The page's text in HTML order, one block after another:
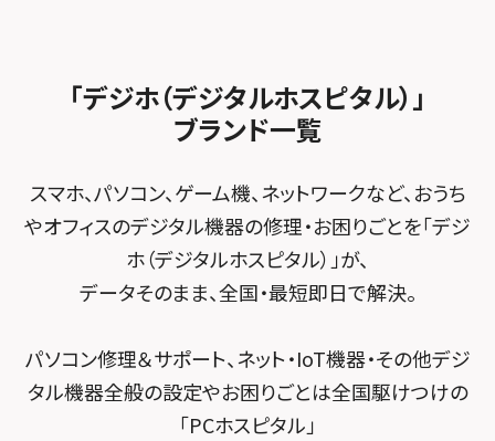
スマホスピタル テルル松戸五香
スマホスピタル テルル宮野木
スマホスピタル千葉
スマホスピタル 大森
スマホスピタル練馬
スマホスピタル平和が丘
スマホスピタル春日井勝川
スマホスピタル住道オペラパーク
スマホスピタル東大阪ロンモール布施
スマホスピタル堺
スマホスピタル 堺出張所
スマホスピタル京都河原町
スマホスピタル宇治槙島
スマホスピタル烏丸
MacBook修理メニュー
FCNTスマートフォン修理
「デジホ（デジタルホスピタル）」
ブランド一覧
スマホ、パソコン、ゲーム機、ネットワークなど、おうち
やオフィスのデジタル機器の修理・お困りごとを「デジ
ホ（デジタルホスピタル）」が、
データそのまま、全国・最短即日で解決。
パソコン修理＆サポート、ネット・IoT機器・その他デジ
タル機器全般の設定やお困りごとは全国駆けつけの
「PCホスピタル」